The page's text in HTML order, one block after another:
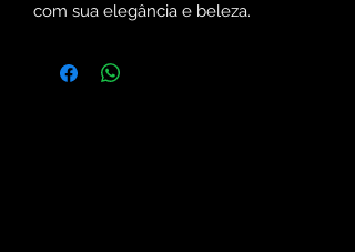
com sua elegância e beleza.